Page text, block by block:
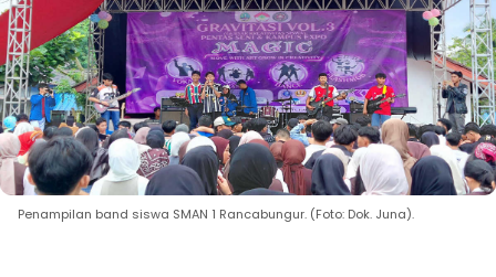
Penampilan band siswa SMAN 1 Rancabungur. (Foto: Dok. Juna).